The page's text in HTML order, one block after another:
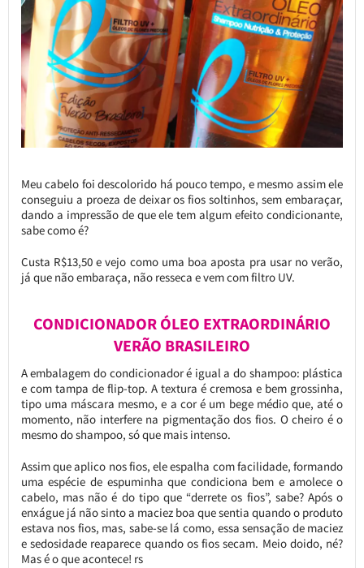
Meu cabelo foi descolorido há pouco tempo, e mesmo assim ele
conseguiu a proeza de deixar os fios soltinhos, sem embaraçar,
dando a impressão de que ele tem algum efeito condicionante,
sabe como é?
Custa R$13,50 e vejo como uma boa aposta pra usar no verão,
já que não embaraça, não resseca e vem com filtro UV.
CONDICIONADOR ÓLEO EXTRAORDINÁRIO
VERÃO BRASILEIRO
A embalagem do condicionador é igual a do shampoo: plástica
e com tampa de flip-top. A textura é cremosa e bem grossinha,
tipo uma máscara mesmo, e a cor é um bege médio que, até o
momento, não interfere na pigmentação dos fios. O cheiro é o
mesmo do shampoo, só que mais intenso.
Assim que aplico nos fios, ele espalha com facilidade, formando
uma espécie de espuminha que condiciona bem e amolece o
cabelo, mas não é do tipo que “derrete os fios”, sabe? Após o
enxágue já não sinto a maciez boa que sentia quando o produto
estava nos fios, mas, sabe-se lá como, essa sensação de maciez
e sedosidade reaparece quando os fios secam. Meio doido, né?
Mas é o que acontece! rs